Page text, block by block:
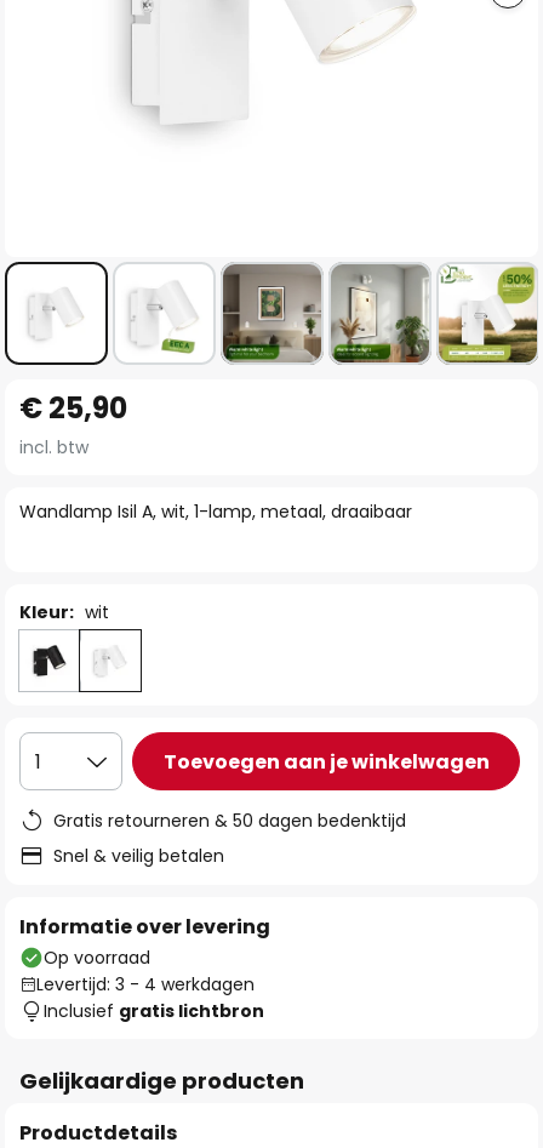
naar
het
van
Wandlamp Isil A, wit, 1-lamp, metaal, draaibaar
€ 25,90
incl. btw
Kleur: wit
1 Toevoegen aan je winkelwagen
Gratis retourneren & 50 dagen bedenktijd
Snel & veilig betalen
Informatie over levering
Op voorraad
Levertijd: 3 - 4 werkdagen
Inclusief gratis lichtbron
Gelijkaardige producten
Productdetails